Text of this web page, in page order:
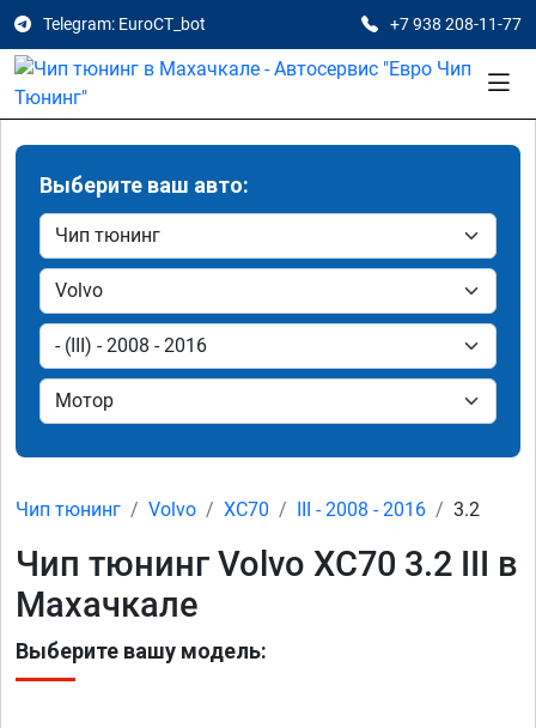
Telegram: EuroCT_bot +7 938 208-11-77
Выберите ваш авто:
Чип тюнинг Volvo XC70 III - 2008 - 2016 3.2
Чип тюнинг Volvo XC70 3.2 III в
Махачкале
Выберите вашу модель: